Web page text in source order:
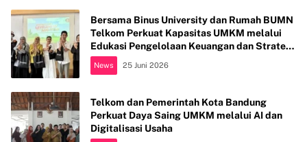
Bersama Binus University dan Rumah BUMN
Telkom Perkuat Kapasitas UMKM melalui
Edukasi Pengelolaan Keuangan dan Strategi
Penentuan Harga Jual
News 25 Juni 2026
Telkom dan Pemerintah Kota Bandung
Perkuat Daya Saing UMKM melalui AI dan
Digitalisasi Usaha